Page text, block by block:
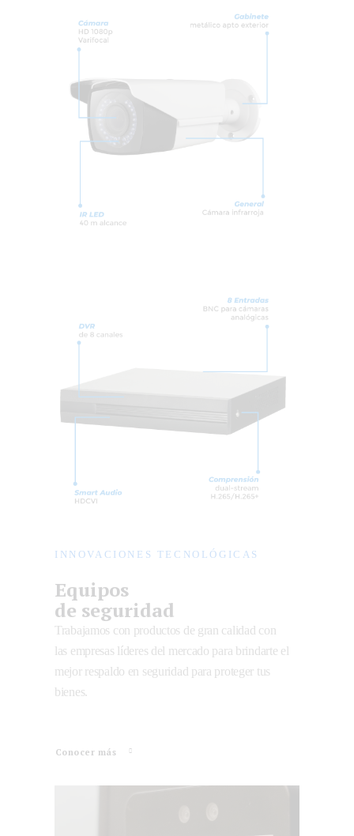
INNOVACIONES TECNOLÓGICAS
Equipos
de seguridad
Trabajamos con productos de gran calidad con
las empresas líderes del mercado para brindarte el
mejor respaldo en seguridad para proteger tus
bienes.
Conocer más